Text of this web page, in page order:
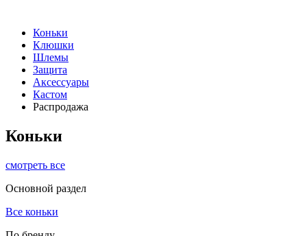
Коньки
Клюшки
Шлемы
Защита
Аксессуары
Кастом
Распродажа
Коньки
смотреть все
Основной раздел
Все коньки